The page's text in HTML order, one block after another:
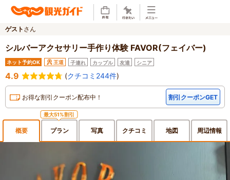
ゲスト さん
シルバーアクセサリー手作り体験 FAVOR(フェイバー)
ネット予約OK 王道 子連れ カップル 友達 シニア
4.9 (クチコミ244件)
お得な割引クーポン配布中！ 割引クーポンGET
概要
最大51%割引
プラン 写真 クチコミ 地図 周辺情報